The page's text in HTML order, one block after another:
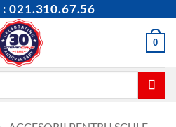
: 021.310.67.56
0